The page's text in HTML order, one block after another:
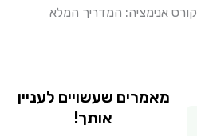
קורס אנימציה: המדריך המלא
מאמרים שעשויים לעניין
אותך!